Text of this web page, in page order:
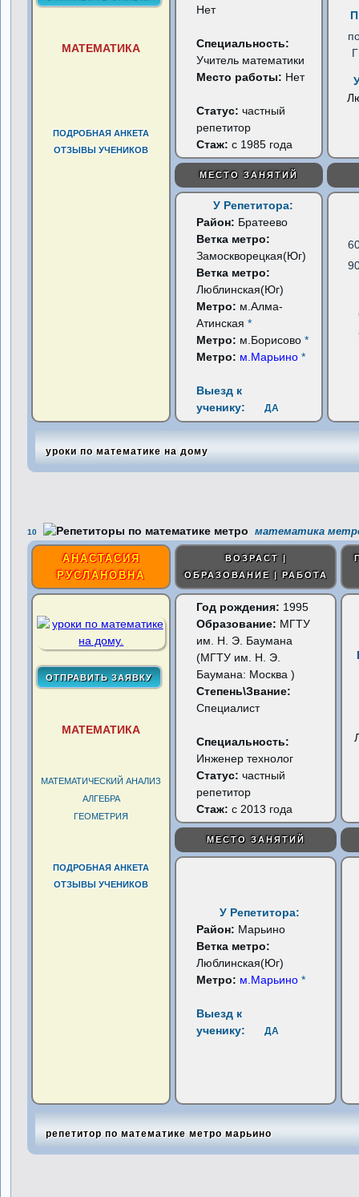
МАТЕМАТИКА
ПОДРОБНАЯ АНКЕТА
ОТЗЫВЫ УЧЕНИКОВ
Нет
Специальность:
Учитель математики
Место работы: Нет
Статус:частный
репетитор
Стаж: с 1985 года
МЕСТО ЗАНЯТИЙ
У Репетитора:
Район: Братеево
Ветка метро:
Замоскворецкая(Юг)
Ветка метро:
Люблинская(Юг)
Метро: м.Алма-
Атинская*
Метро: м.Борисово*
Метро: м.Марьино *
Выезд к
ученику:
ДА
уроки по математике на дому
10 математика
АНАСТАСИЯ
РУСЛАНОВНА
ВОЗРАСТ |
ОБРАЗОВАНИЕ | РАБОТА
МАТЕМАТИКА
МАТЕМАТИЧЕСКИЙ АНАЛИЗ
АЛГЕБРА
ГЕОМЕТРИЯ
ПОДРОБНАЯ АНКЕТА
ОТЗЫВЫ УЧЕНИКОВ
Год рождения: 1995
Образование: МГТУ
им. Н. Э. Баумана
(МГТУ им. Н. Э.
Баумана: Москва )
Степень\Звание:
Специалист
Специальность:
Инженер технолог
Статус:частный
репетитор
Стаж: с 2013 года
МЕСТО ЗАНЯТИЙ
У Репетитора:
Район: Марьино
Ветка метро:
Люблинская(Юг)
Метро: м.Марьино *
Выезд к
ученику:
ДА
репетитор по математике метро марьино